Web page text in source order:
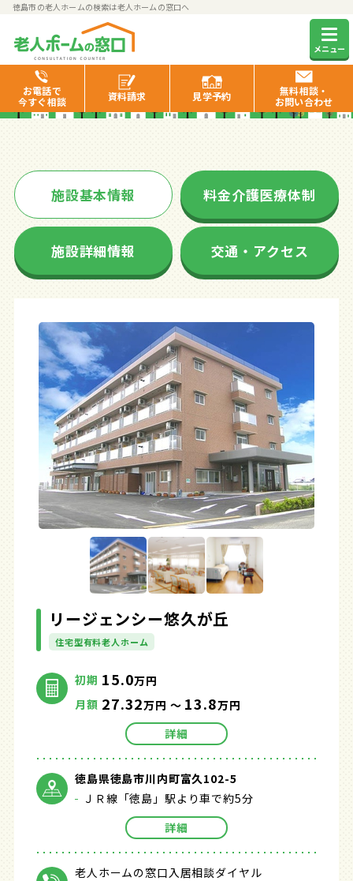
徳島市の老人ホームの検索は老人ホームの窓口へ
メニュー
お電話で
今すぐ相談
資料請求 見学予約
無料相談・
お問い合わせ
リージェンシー悠久が丘
施設基本情報 料金介護医療体制
施設詳細情報 交通・アクセス
リージェンシー悠久が丘
住宅型有料老人ホーム
初期 15.0万円
月額 27.32万円 ～ 13.8万円
詳細
徳島県徳島市川内町富久102-5
ＪＲ線「徳島」駅より車で約5分
詳細
老人ホームの窓口入居相談ダイヤル